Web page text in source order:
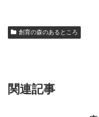
創育の森のあるところ
関連記事